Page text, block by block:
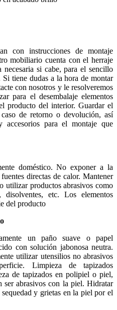
con instrucciones de montaje
mobiliario cuenta con el herraje
necesaria si cabe, para el sencillo
tiene dudas a la hora de montar
con nosotros y le resolveremos
para el desembalaje elementos
producto del interior. Guardar el
de retorno o devolución, así
accesorios para el montaje que
doméstico. No exponer a la
directas de calor. Mantener
utilizar productos abrasivos como
disolventes, etc. Los elementos
del producto
un paño suave o papel
con solución jabonosa neutra.
utilizar utensilios no abrasivos
Limpieza de tapizados
de tapizados en polipiel o piel,
ser abrasivos con la piel. Hidratar
y grietas en la piel por el